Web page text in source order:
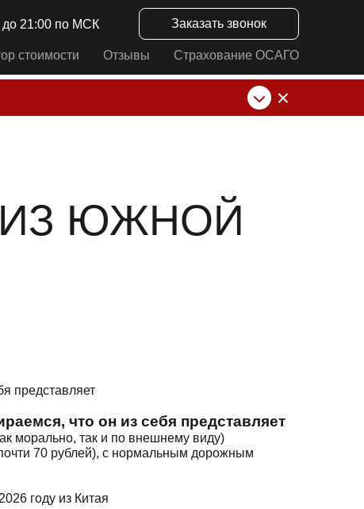
до 21:00 по МСК Заказать звонок
стоимости Отзывы Страхование ОСАГО
ИЗ ЮЖНОЙ
что он из себя представляет
морально, так и по внешнему виду)
70 рублей), с нормальным дорожным